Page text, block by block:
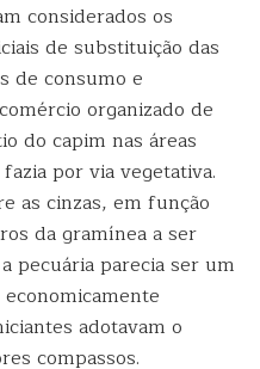
considerados os
de substituição das
de consumo e
organizado de
do capim nas áreas
por via vegetativa.
as cinzas, em função
da gramínea a ser
pecuária parecia ser um
adotavam o
compassos.